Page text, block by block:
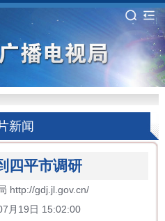
新闻
四平市调研
http://gdj.jl.gov.cn/
月19日 15:02:00